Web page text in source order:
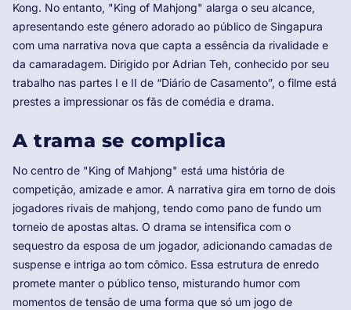
Kong. No entanto, "King of Mahjong" alarga o seu alcance,
apresentando este género adorado ao público de Singapura
com uma narrativa nova que capta a essência da rivalidade e
da camaradagem. Dirigido por Adrian Teh, conhecido por seu
trabalho nas partes I e II de “Diário de Casamento”, o filme está
prestes a impressionar os fãs de comédia e drama.
A trama se complica
No centro de "King of Mahjong" está uma história de
competição, amizade e amor. A narrativa gira em torno de dois
jogadores rivais de mahjong, tendo como pano de fundo um
torneio de apostas altas. O drama se intensifica com o
sequestro da esposa de um jogador, adicionando camadas de
suspense e intriga ao tom cômico. Essa estrutura de enredo
promete manter o público tenso, misturando humor com
momentos de tensão de uma forma que só um jogo de